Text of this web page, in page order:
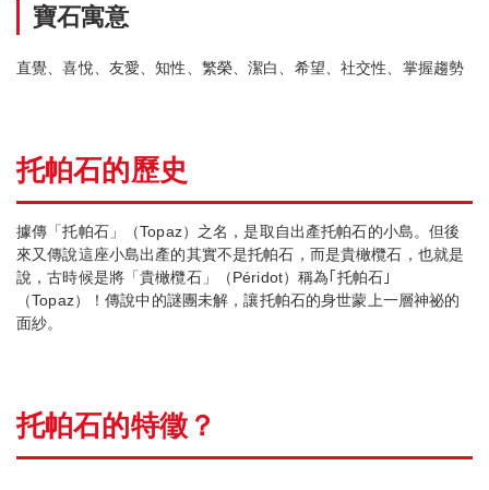
寶石寓意
直覺、喜悅、友愛、知性、繁榮、潔白、希望、社交性、掌握趨勢
托帕石的歷史
據傳「托帕石」（Topaz）之名，是取自出產托帕石的小島。但後
來又傳說這座小島出產的其實不是托帕石，而是貴橄欖石，也就是
說，古時候是將「貴橄欖石」（Péridot）稱為｢托帕石｣
（Topaz）！傳說中的謎團未解，讓托帕石的身世蒙上一層神祕的
面紗。
托帕石的特徵？